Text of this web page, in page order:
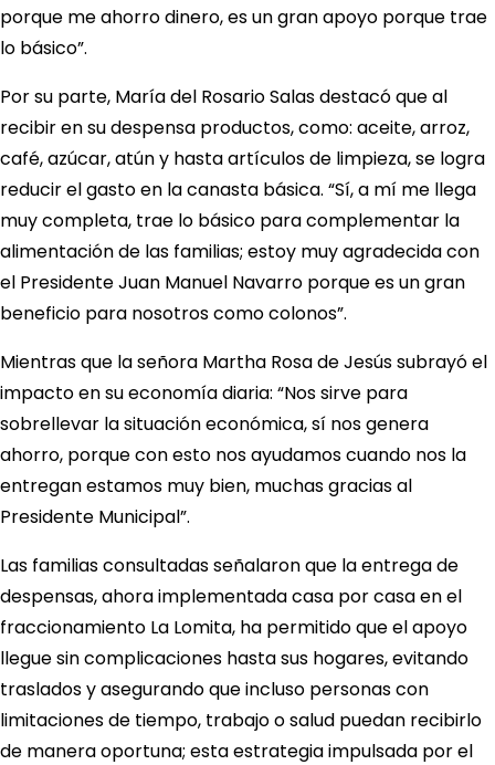
porque me ahorro dinero, es un gran apoyo porque trae
lo básico”.
Por su parte, María del Rosario Salas destacó que al
recibir en su despensa productos, como: aceite, arroz,
café, azúcar, atún y hasta artículos de limpieza, se logra
reducir el gasto en la canasta básica. “Sí, a mí me llega
muy completa, trae lo básico para complementar la
alimentación de las familias; estoy muy agradecida con
el Presidente Juan Manuel Navarro porque es un gran
beneficio para nosotros como colonos”.
Mientras que la señora Martha Rosa de Jesús subrayó el
impacto en su economía diaria: “Nos sirve para
sobrellevar la situación económica, sí nos genera
ahorro, porque con esto nos ayudamos cuando nos la
entregan estamos muy bien, muchas gracias al
Presidente Municipal”.
Las familias consultadas señalaron que la entrega de
despensas, ahora implementada casa por casa en el
fraccionamiento La Lomita, ha permitido que el apoyo
llegue sin complicaciones hasta sus hogares, evitando
traslados y asegurando que incluso personas con
limitaciones de tiempo, trabajo o salud puedan recibirlo
de manera oportuna; esta estrategia impulsada por el